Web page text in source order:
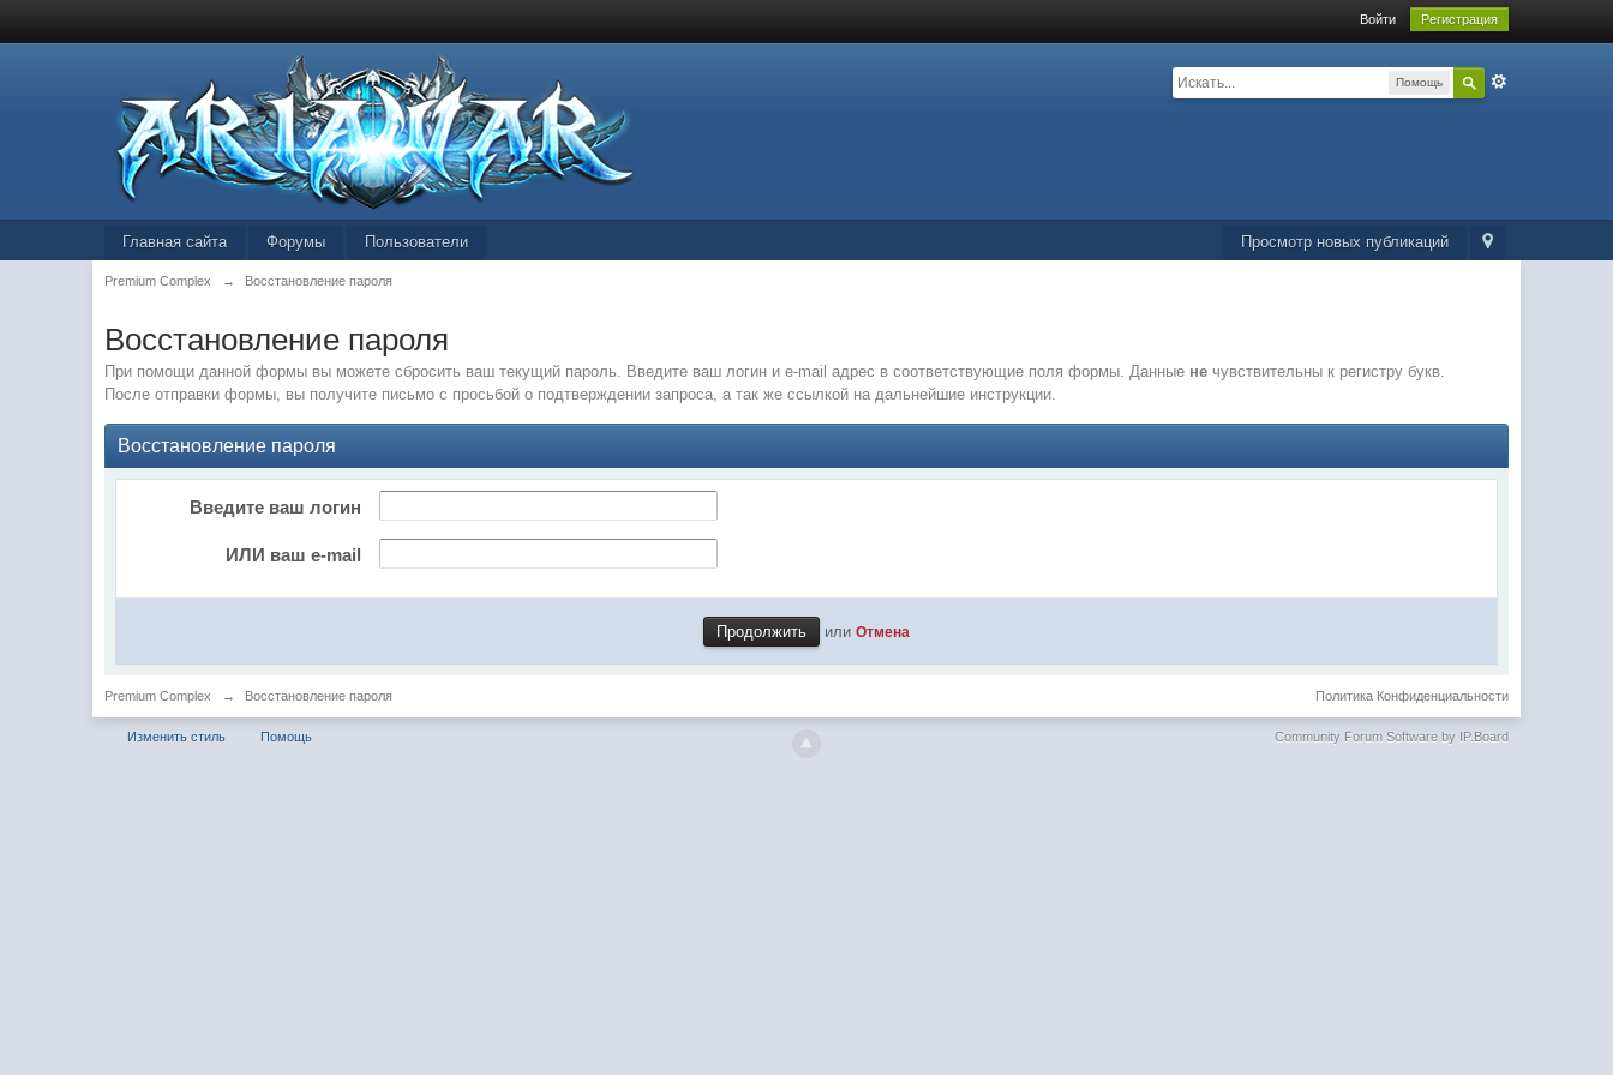
Войти Регистрация
Помощь
Просмотр новых публикаций
Главная сайта Форумы Пользователи
Premium Complex → Восстановление пароля
Восстановление пароля
При помощи данной формы вы можете сбросить ваш текущий пароль. Введите ваш логин и e-mail адрес в соответствующие поля формы. Данные не чувствительны к регистру букв.
После отправки формы, вы получите письмо с просьбой о подтверждении запроса, а так же ссылкой на дальнейшие инструкции.
Восстановление пароля
Введите ваш логин
ИЛИ ваш e-mail
или Отмена
Premium Complex → Восстановление пароля Политика Конфиденциальности
Изменить стиль Помощь Community Forum Software by IP.Board